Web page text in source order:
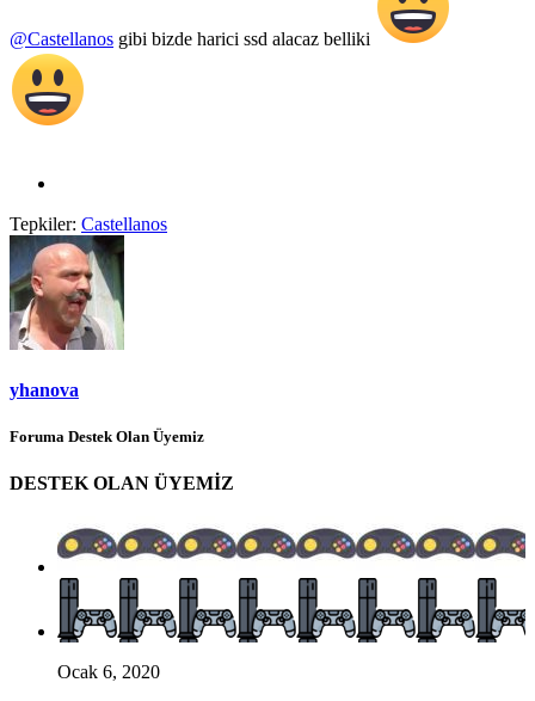
@Castellanos gibi bizde harici ssd alacaz belliki
Tepkiler: Castellanos
yhanova
Foruma Destek Olan Üyemiz
DESTEK OLAN ÜYEMİZ
Ocak 6, 2020